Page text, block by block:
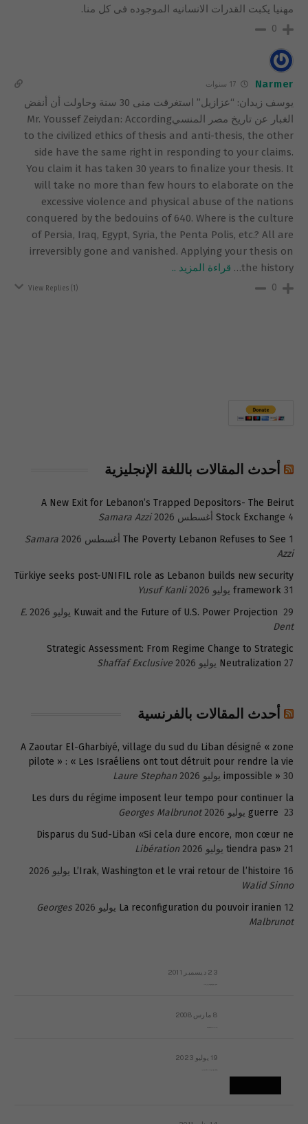
مهنيا يكبت القدرات الانسانيه الموجوده فى كل منا.
0
Narmer 17 سنوات
يوسف زيدان: “عزازيل” استغرقت منى 30 سنة وحاولت أن أنفض
الغبار عن تاريخ مصر المنسيMr. Youssef Zeiydan: According
to the civilized ethics of thesis and anti-thesis, the other
side have the same right in responding to your claims.
You claim it has taken 30 years to finalize your thesis. It
will take no more than few hours to elaborate on the
excessive violence and physical abuse of the nations
conquered by the bedouins of 640. Where is the culture
of Persia, Iraq, Egypt, Syria, the Penta Polis, etc.? All are
irreversibly gone and vanished. Applying your thesis on
the history
… قراءة المزيد ..
0
View Replies (1)
أحدث المقالات باللغة الإنجليزية
A New Exit for Lebanon’s Trapped Depositors- The Beirut
Stock Exchange 4 أغسطس 2026
Samara Azzi
The Poverty Lebanon Refuses to See 1 أغسطس 2026
Samara
Azzi
Türkiye seeks post-UNIFIL role as Lebanon builds new security
framework 31 يوليو 2026
Yusuf Kanli
Kuwait and the Future of U.S. Power Projection 29 يوليو 2026
E.
Dent
Strategic Assessment: From Regime Change to Strategic
Neutralization 27 يوليو 2026 Shaffaf Exclusive
أحدث المقالات بالفرنسية
A Zaoutar El-Gharbiyé, village du sud du Liban désigné « zone
pilote » : « Les Israéliens ont tout détruit pour rendre la vie
impossible » 30 يوليو 2026
Laure Stephan
Les durs du régime imposent leur tempo pour continuer la
guerre 23 يوليو 2026
Georges Malbrunot
Disparus du Sud-Liban «Si cela dure encore, mon cœur ne
tiendra pas» 21 يوليو 2026
Libération
L’Irak, Washington et le vrai retour de l’histoire 16 يوليو 2026
Walid Sinno
La reconfiguration du pouvoir iranien 12 يوليو 2026
Georges
Malbrunot
23 ديسمبر 2011
8 مارس 2008
19 يوليو 2023